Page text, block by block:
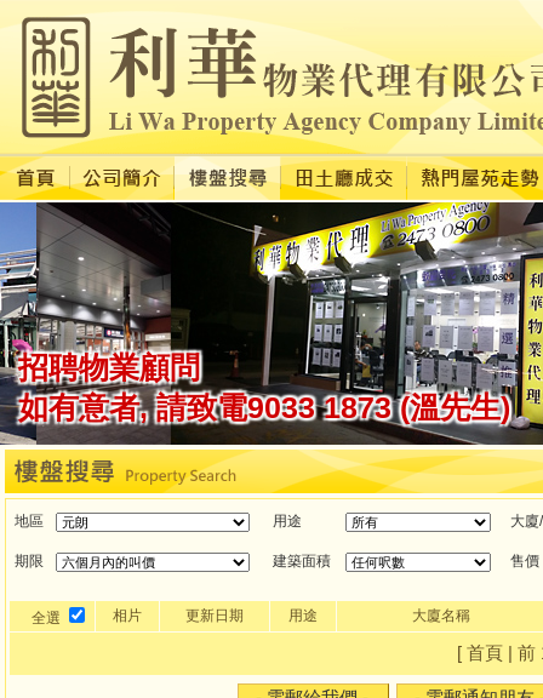
地區 用途 大廈
期限 建築面積 售價
全選 相片 更新日期 用途 大廈名稱
[ 首頁 | 前